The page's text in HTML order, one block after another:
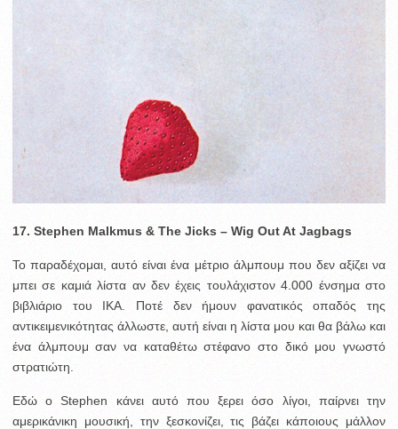
17. Stephen Malkmus & The Jicks – Wig Out At Jagbags
Το παραδέχομαι, αυτό είναι ένα μέτριο άλμπουμ που δεν αξίζει να
μπει σε καμιά λίστα αν δεν έχεις τουλάχιστον 4.000 ένσημα στο
βιβλιάριο του ΙΚΑ. Ποτέ δεν ήμουν φανατικός οπαδός της
αντικειμενικότητας άλλωστε, αυτή είναι η λίστα μου και θα βάλω και
ένα άλμπουμ σαν να καταθέτω στέφανο στο δικό μου γνωστό
στρατιώτη.
Εδώ ο Stephen κάνει αυτό που ξερει όσο λίγοι, παίρνει την
αμερικάνικη μουσική, την ξεσκονίζει, τις βάζει κάποιους μάλλον